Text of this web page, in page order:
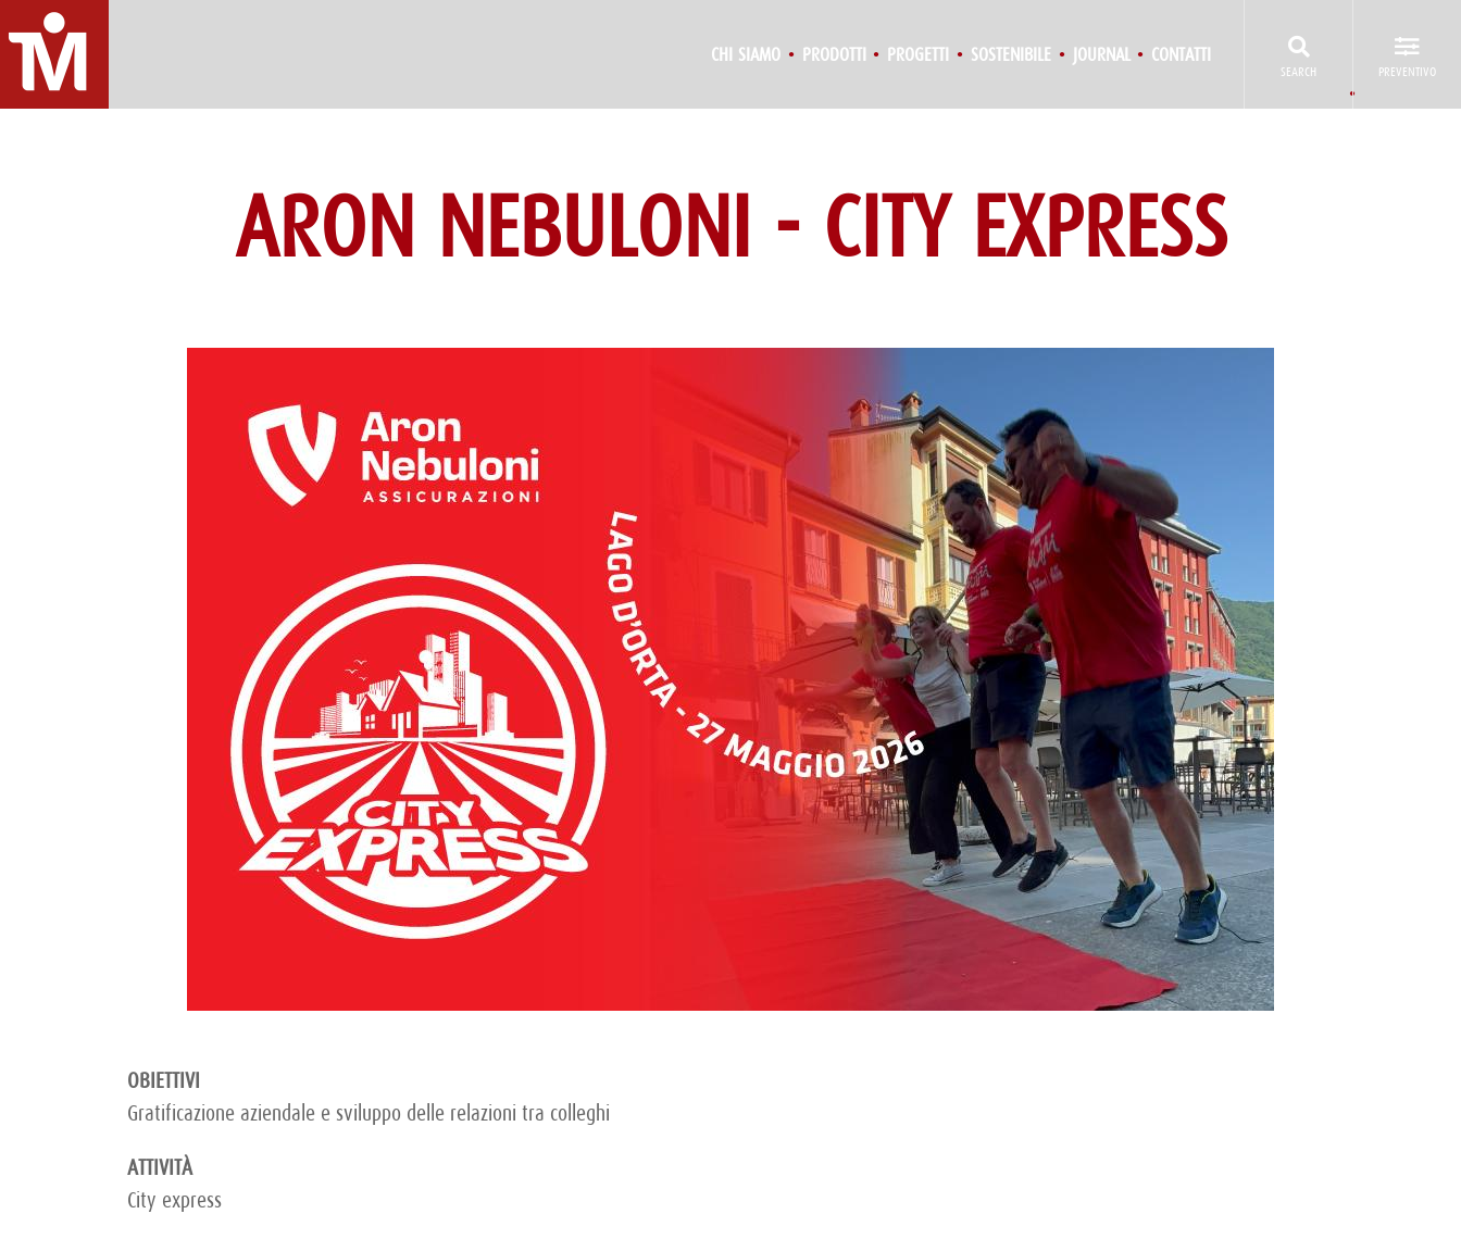
CHI SIAMO PRODOTTI PROGETTI SOSTENIBILE JOURNAL CONTATTI
SEARCH PREVENTIVO
ARON NEBULONI - CITY EXPRESS
OBIETTIVI
Gratificazione aziendale e sviluppo delle relazioni tra colleghi
ATTIVITÀ
City express